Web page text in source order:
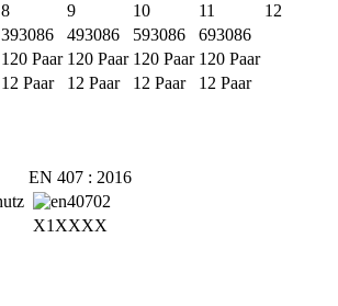
8 9 10 11
12
393086 493086 593086
693086
120 Paar 120 Paar 120 Paar 120 Paar
12 Paar 12 Paar 12 Paar 12 Paar
EN 407 : 2016
X1XXXX